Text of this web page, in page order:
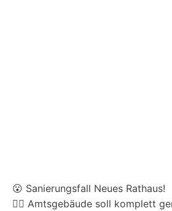
😮 Sanierungsfall Neues Rathaus!
👷‍♀️ Amtsgebäude soll komplett